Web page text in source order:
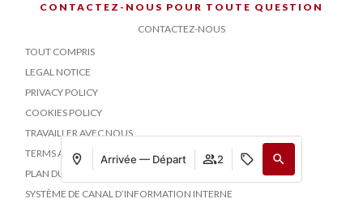
Arrivée — Départ 2
CONTACTEZ-NOUS POUR TOUTE QUESTION
CONTACTEZ-NOUS
TOUT COMPRIS
LEGAL NOTICE
PRIVACY POLICY
COOKIES POLICY
TRAVAILLER AVEC NOUS
TERMS AND CONDITIONS
PLAN DU SITE
SYSTÈME DE CANAL D’INFORMATION INTERNE